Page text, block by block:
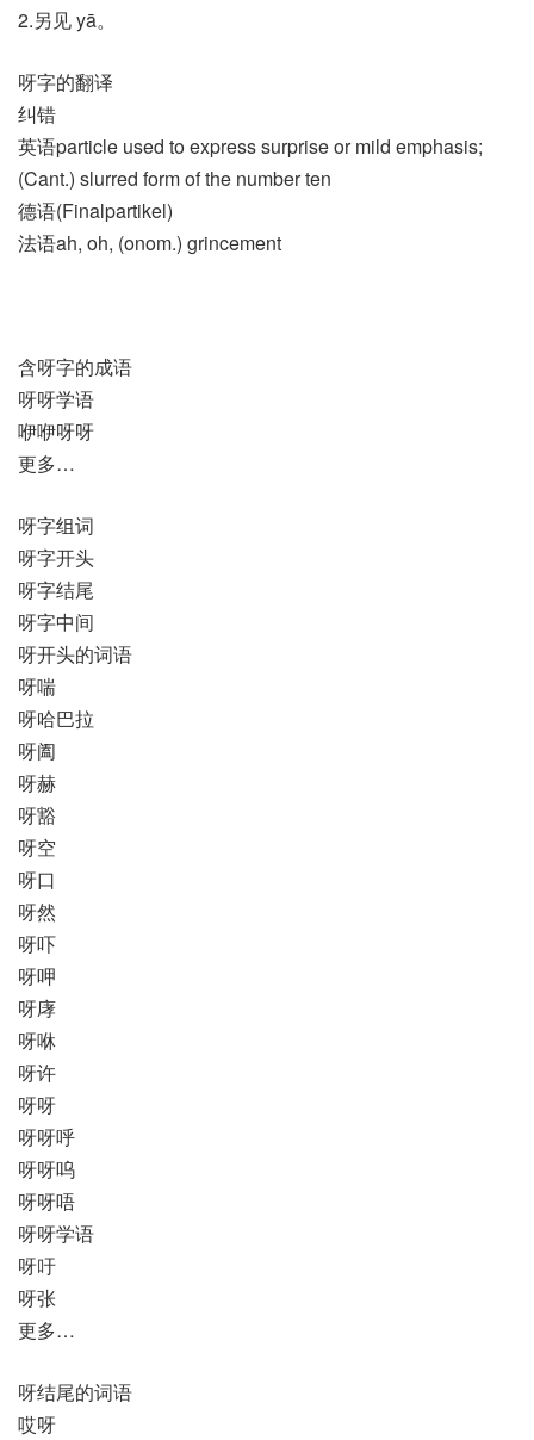
2.另见 yā。
呀字的翻译
纠错
英语particle used to express surprise or mild emphasis;
(Cant.) slurred form of the number ten
德语(Finalpartikel)​
法语ah, oh, (onom.)​ grincement
含呀字的成语
呀呀学语
咿咿呀呀
更多…
呀字组词
呀字开头
呀字结尾
呀字中间
呀开头的词语
呀喘
呀哈巴拉
呀阖
呀赫
呀豁
呀空
呀口
呀然
呀吓
呀呷
呀庨
呀咻
呀许
呀呀
呀呀呼
呀呀呜
呀呀唔
呀呀学语
呀吁
呀张
更多…
呀结尾的词语
哎呀